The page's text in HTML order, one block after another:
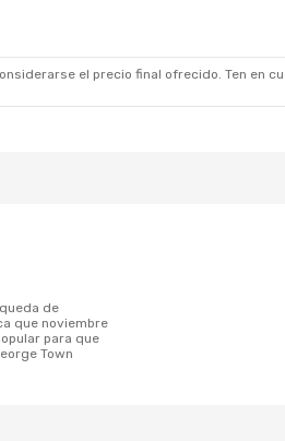
el precio final ofrecido. Ten en
que noviembre
para que
Town